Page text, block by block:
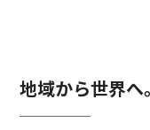
地域から世界